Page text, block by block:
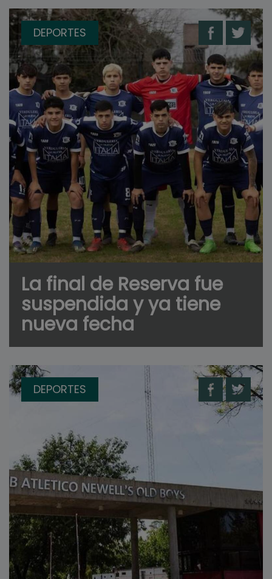
DEPORTES
La final de Reserva fue
suspendida y ya tiene
nueva fecha
DEPORTES